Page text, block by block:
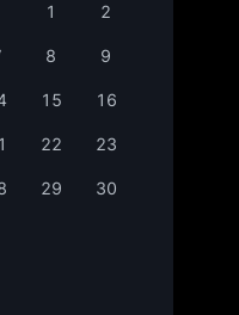
1 2
8 9
15 16
22 23
29 30